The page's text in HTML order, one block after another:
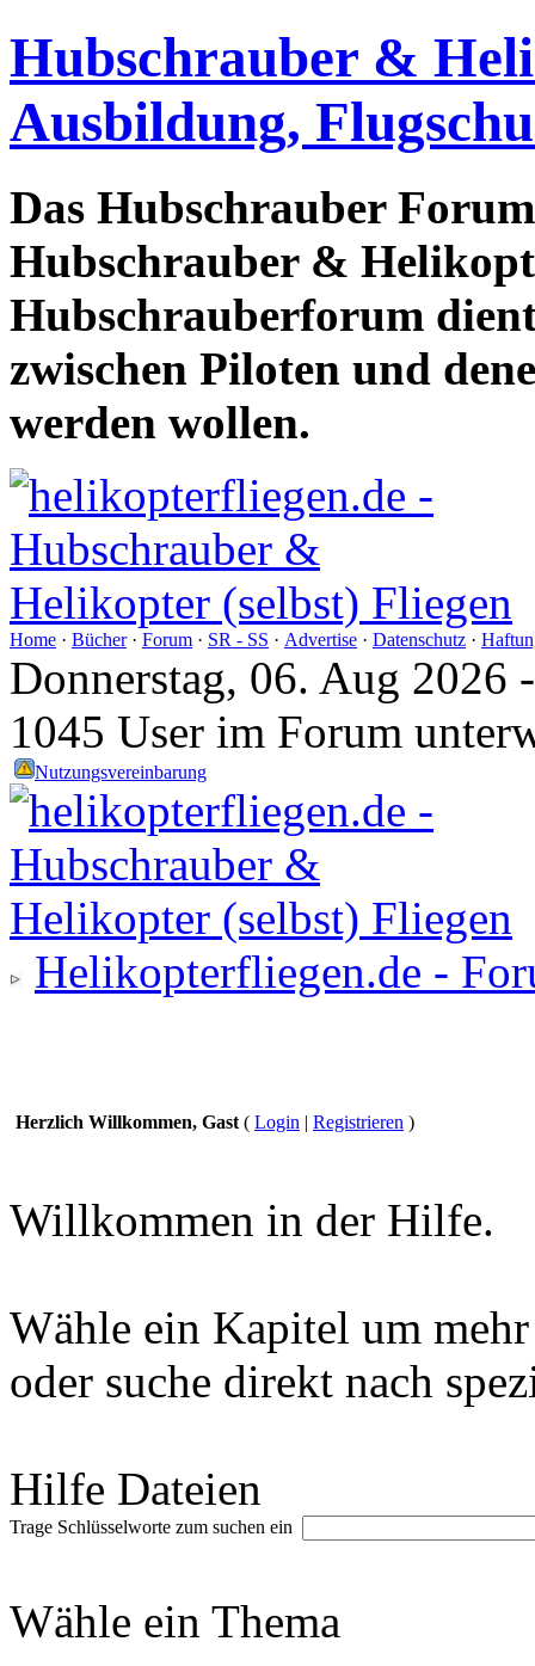
Hubschrauber &
Ausbildung,
Das Hubschrauber
Hubschrauber &
Hubschrauberforum
zwischen Piloten und
werden wollen.
Home · Bücher· Forum · SR - SS · Advertise · Datenschutz ·
Donnerstag, 06. Aug 2026
1045 User im Forum
Nutzungsvereinbarung
Helikopterfliegen.de -
Herzlich Willkommen, Gast ( Login | Registrieren )
Willkommen in der Hilfe.
Wähle ein Kapitel um
oder suche direkt nach
Hilfe Dateien
Trage Schlüsselworte zum suchen ein
Wähle ein Thema